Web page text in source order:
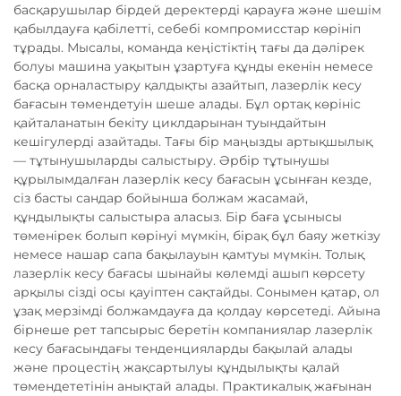
басқарушылар бірдей деректерді қарауға және шешім
қабылдауға қабілетті, себебі компромисстар көрініп
тұрады. Мысалы, команда кеңістіктің тағы да дәлірек
болуы машина уақытын ұзартуға құнды екенін немесе
басқа орналастыру қалдықты азайтып, лазерлік кесу
бағасын төмендетуін шеше алады. Бұл ортақ көрініс
қайталанатын бекіту циклдарынан туындайтын
кешігулерді азайтады. Тағы бір маңызды артықшылық
— тұтынушыларды салыстыру. Әрбір тұтынушы
құрылымдалған лазерлік кесу бағасын ұсынған кезде,
сіз басты сандар бойынша болжам жасамай,
құндылықты салыстыра аласыз. Бір баға ұсынысы
төменірек болып көрінуі мүмкін, бірақ бұл баяу жеткізу
немесе нашар сапа бақылауын қамтуы мүмкін. Толық
лазерлік кесу бағасы шынайы көлемді ашып көрсету
арқылы сізді осы қауіптен сақтайды. Сонымен қатар, ол
ұзақ мерзімді болжамдауға да қолдау көрсетеді. Айына
бірнеше рет тапсырыс беретін компаниялар лазерлік
кесу бағасындағы тенденцияларды бақылай алады
және процестің жақсартылуы құндылықты қалай
төмендететінін анықтай алады. Практикалық жағынан